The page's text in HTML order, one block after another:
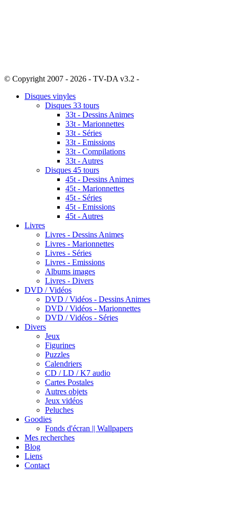
© Copyright 2007 - 2026 - TV-DA v3.2 -
Disques vinyles
Disques 33 tours
33t - Dessins Animes
33t - Marionnettes
33t - Séries
33t - Emissions
33t - Compilations
33t - Autres
Disques 45 tours
45t - Dessins Animes
45t - Marionnettes
45t - Séries
45t - Emissions
45t - Autres
Livres
Livres - Dessins Animes
Livres - Marionnettes
Livres - Séries
Livres - Emissions
Albums images
Livres - Divers
DVD / Vidéos
DVD / Vidéos - Dessins Animes
DVD / Vidéos - Marionnettes
DVD / Vidéos - Séries
Divers
Jeux
Figurines
Puzzles
Calendriers
CD / LD / K7 audio
Cartes Postales
Autres objets
Jeux vidéos
Peluches
Goodies
Fonds d'écran || Wallpapers
Mes recherches
Blog
Liens
Contact